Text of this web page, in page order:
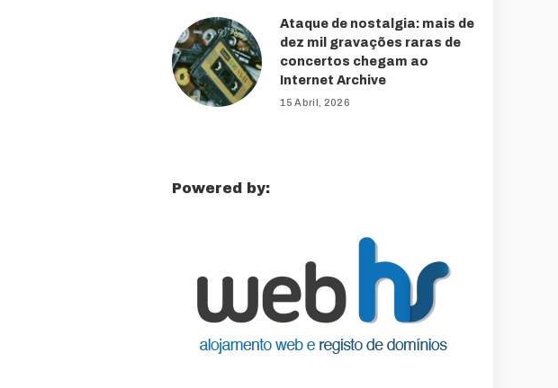
Ataque de nostalgia: mais de
dez mil gravações raras de
concertos chegam ao
Internet Archive
15 Abril, 2026
Powered by: